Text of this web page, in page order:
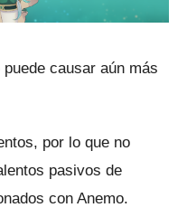
causar aún más
por lo que no
pasivos de
con Anemo.